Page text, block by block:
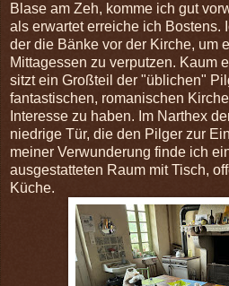
Blase am Zeh, komme ich gut
als erwartet erreiche ich Bostens.
der die Bänke vor der Kirche, um
Mittagessen zu verputzen. Kaum
sitzt ein Großteil der "üblichen"
fantastischen, romanischen
Interesse zu haben. Im Narthex
niedrige Tür, die den Pilger zur
meiner Verwunderung finde ich
ausgestatteten Raum mit Tisch,
Küche.